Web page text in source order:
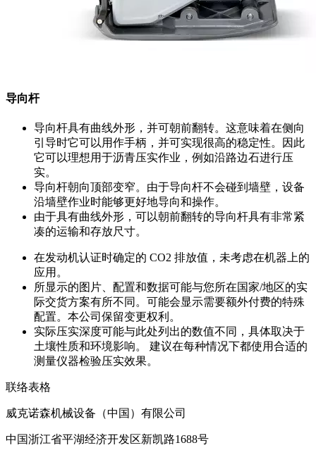
导向杆
导向杆具有曲线外形，并可朝前翻转。这意味着在侧向
引导时它可以用作手柄，并可实现很高的稳定性。因此
它可以理想用于沥青压实作业，例如沿路边石进行压
实。
导向杆朝向顶部变窄。由于导向杆不会碰到墙壁，设备
沿墙壁作业时能够更好地导向和操作。
由于具有曲线外形，可以朝前翻转的导向杆具有非常紧
凑的运输和存放尺寸。
在发动机认证时确定的 CO2 排放值，未考虑在机器上的
应用。
所显示的图片、配置和数据可能与您所在国家/地区的实
际交货方案有所不同。可能会显示需要额外付费的特殊
配置。本公司保留变更权利。
实际压实深度可能与此处列出的数值不同，具体取决于
土壤性质和环境影响。 建议在每种情况下都使用合适的
测量仪器检验压实效果。
联络表格
威克诺森机械设备（中国）有限公司
中国浙江省平湖经济开发区新凯路1688号